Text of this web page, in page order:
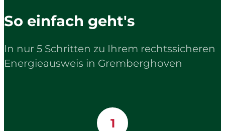
So einfach geht's
In nur 5 Schritten zu Ihrem rechtssicheren
Energieausweis in Gremberghoven
1